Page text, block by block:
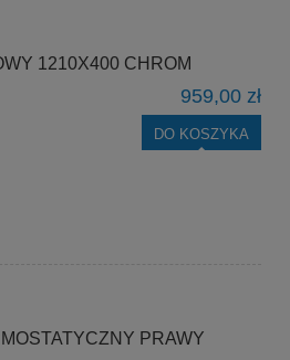
1210X400 CHROM
959,00 zł
DO KOSZYKA
PRAWY